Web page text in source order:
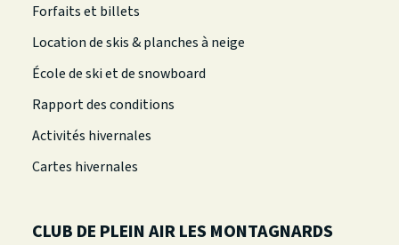
Forfaits et billets
Location de skis & planches à neige
École de ski et de snowboard
Rapport des conditions
Activités hivernales
Cartes hivernales
CLUB DE PLEIN AIR LES MONTAGNARDS